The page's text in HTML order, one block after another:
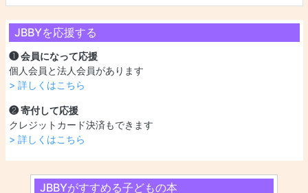
JBBYを応援する
❶ 会員になって応援
個人会員と法人会員があります
> 詳しくはこちら
❷ 寄付して応援
クレジットカード決済もできます
> 詳しくはこちら
JBBYがすすめる子どもの本